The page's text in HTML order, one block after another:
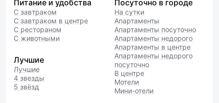
Питание и удобства
С завтраком
С завтраком в центре
С рестораном
С животными
Лучшие
Лучшие
4 звезды
5 звёзд
Посуточно в городе
На сутки
Апартаменты
Апартаменты посуточно
Апартаменты недорого
Апартаменты в центре
Апартаменты недорого
посуточно
В центре
Мотели
Мини-отели